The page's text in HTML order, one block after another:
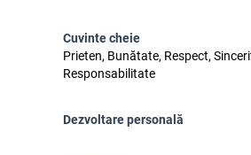
Cuvinte cheie
Prieten, Bunătate, Respect,
Responsabilitate
Dezvoltare personală